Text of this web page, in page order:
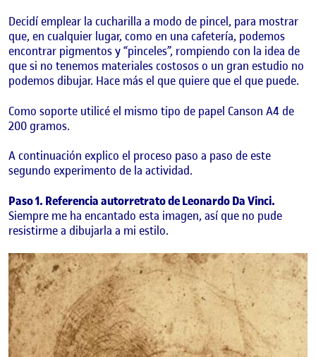
Decidí emplear la cucharilla a modo de pincel, para mostrar
que, en cualquier lugar, como en una cafetería, podemos
encontrar pigmentos y “pinceles”, rompiendo con la idea de
que si no tenemos materiales costosos o un gran estudio no
podemos dibujar. Hace más el que quiere que el que puede.
Como soporte utilicé el mismo tipo de papel Canson A4 de
200 gramos.
A continuación explico el proceso paso a paso de este
segundo experimento de la actividad.
Paso 1. Referencia autorretrato de Leonardo Da Vinci.
Siempre me ha encantado esta imagen, así que no pude
resistirme a dibujarla a mi estilo.